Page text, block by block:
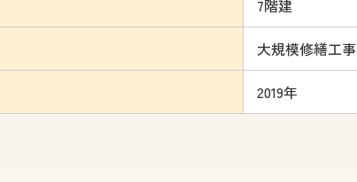
7階建
大規模修繕工事
2019年